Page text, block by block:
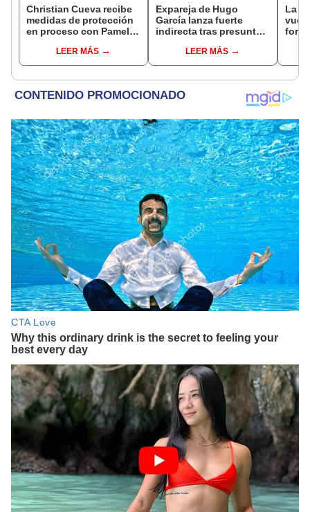
Christian Cueva recibe
medidas de protección
en proceso con Pamela
violencia física y
psicológica
LEER MÁS
Expareja de Hugo
García lanza fuerte
indirecta tras presunta
Rovegno: "Ahora que te
terminaron, vuelves"
LEER MÁS
La